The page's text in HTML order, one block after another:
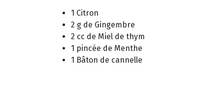
1 Citron
2 g de Gingembre
2 cc de Miel de thym
1 pincée de Menthe
1 Bâton de cannelle